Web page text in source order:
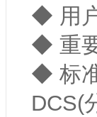
◆ 用
◆ 重
◆ 标
DCS(